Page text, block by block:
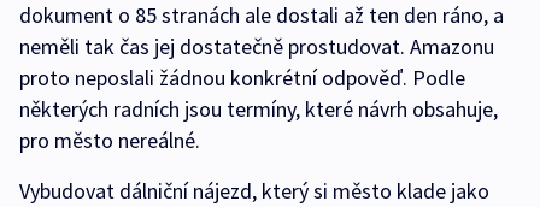
dokument o 85 stranách ale dostali až ten den ráno, a
neměli tak čas jej dostatečně prostudovat. Amazonu
proto neposlali žádnou konkrétní odpověď. Podle
některých radních jsou termíny, které návrh obsahuje,
pro město nereálné.
Vybudovat dálniční nájezd, který si město klade jako